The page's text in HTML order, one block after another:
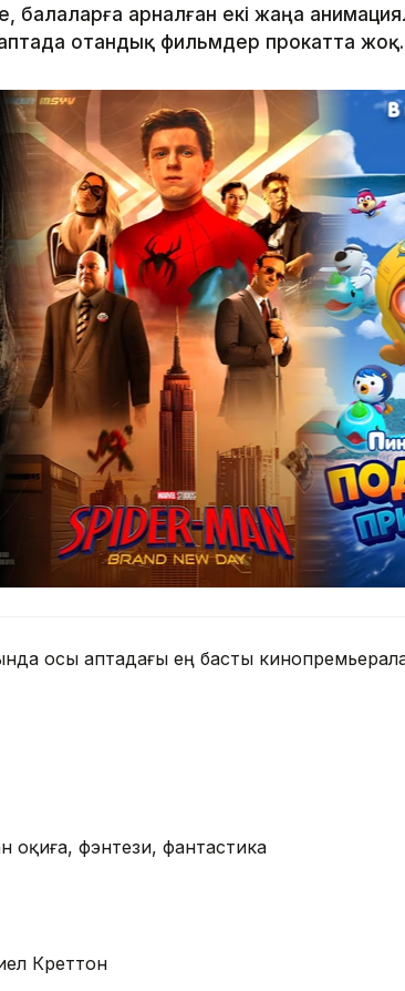
балаларға арналған екі жаңа
отандық фильмдер прокатта жоқ.
осы аптадағы ең басты
фэнтези, фантастика
Креттон